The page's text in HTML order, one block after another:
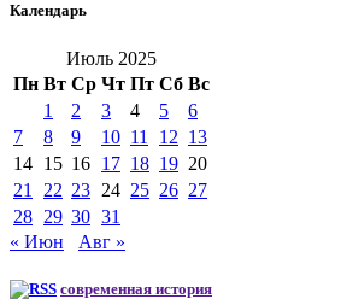
Календарь
Июль 2025
Пн Вт Ср Чт Пт Сб Вс
1
2 3 4 5
6
7
8 9 10 11 12 13
14 15 16 17 18 19 20
21
22 23 24 25 26 27
28 29 30 31
« Июн
Авг »
современная история